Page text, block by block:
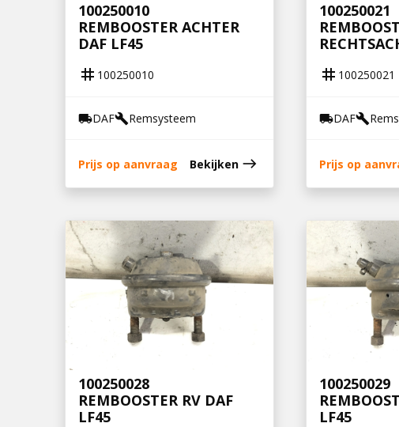
100250010
REMBOOSTER ACHTER
DAF LF45
tag 100250010
local_shippingDAFbuildRemsysteem
Prijs op aanvraag Bekijken east
100250021
tag 100250021
local_shippingDAFbuild
Prijs op
100250028
REMBOOSTER RV DAF
LF45
100250029
LF45